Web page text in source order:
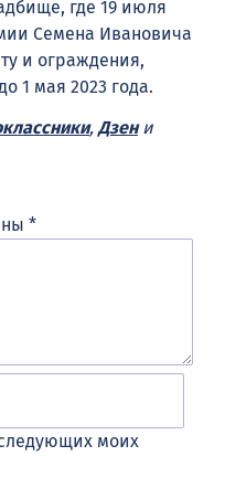
где 19 июля
Семена Ивановича
и ограждения,
1 мая 2023 года.
, Дзени
*
моих